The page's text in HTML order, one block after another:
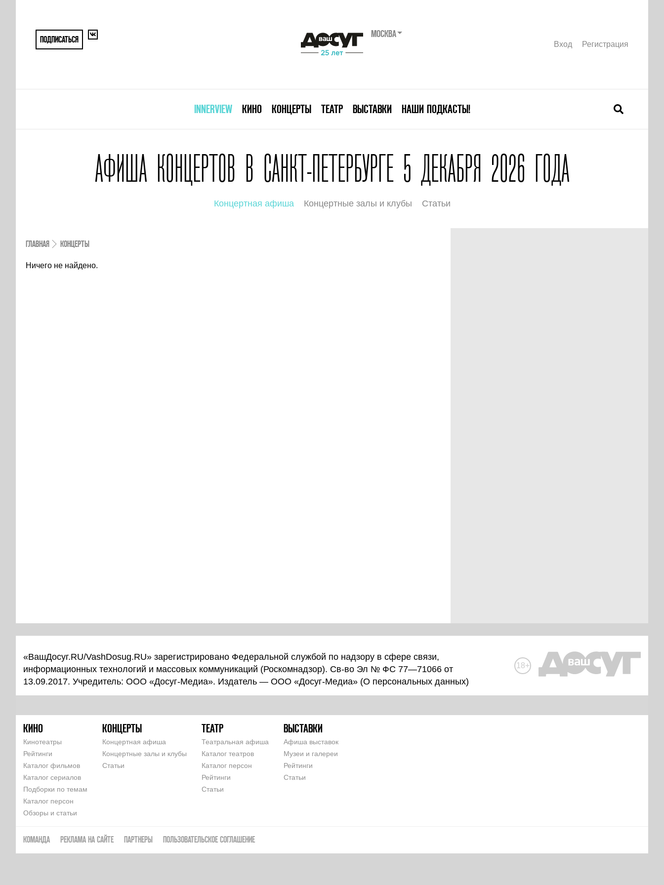
ПОДПИСАТЬСЯ
МОСКВА
Вход Регистрация
INNERVIEW КИНО КОНЦЕРТЫ ТЕАТР ВЫСТАВКИ НАШИ ПОДКАСТЫ!
АФИША КОНЦЕРТОВ В САНКТ-ПЕТЕРБУРГЕ 5 ДЕКАБРЯ 2026 ГОДА
Концертная афиша Концертные залы и клубы Статьи
ГЛАВНАЯ КОНЦЕРТЫ
Ничего не найдено.
«ВашДосуг.RU/VashDosug.RU» зарегистрировано Федеральной службой по надзору в сфере связи,
информационных технологий и массовых коммуникаций (Роскомнадзор). Св-во Эл № ФС 77—71066 от
13.09.2017. Учредитель: ООО «Досуг-Медиа». Издатель — ООО «Досуг-Медиа» (О персональных данных)
18+
КИНО
Кинотеатры
Рейтинги
Каталог фильмов
Каталог сериалов
Подборки по темам
Каталог персон
Обзоры и статьи
КОНЦЕРТЫ
Концертная афиша
Концертные залы и клубы
Статьи
ТЕАТР
Театральная афиша
Каталог театров
Каталог персон
Рейтинги
Статьи
ВЫСТАВКИ
Афиша выставок
Музеи и галереи
Рейтинги
Статьи
КОМАНДА РЕКЛАМА НА САЙТЕ ПАРТНЕРЫ ПОЛЬЗОВАТЕЛЬСКОЕ СОГЛАШЕНИЕ